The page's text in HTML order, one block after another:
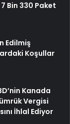
Bin 330 Paket
Edilmiş
Koşullar
Kanada
Vergisi
İhlal Ediyor